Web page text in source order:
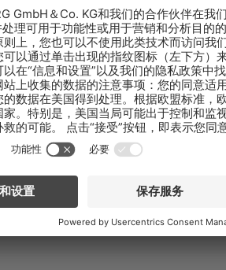
AQUAFIN-1K
柔性防水湿浆，涂覆后等待较短时间就可